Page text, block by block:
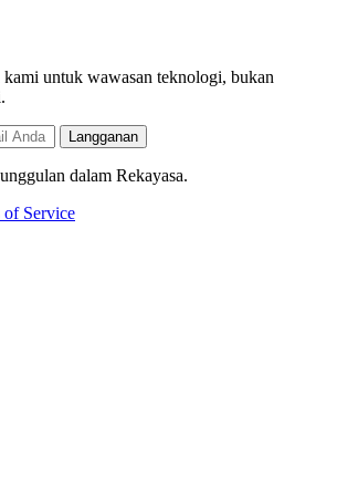
untuk wawasan teknologi, bukan
Langganan
dalam Rekayasa.
of Service